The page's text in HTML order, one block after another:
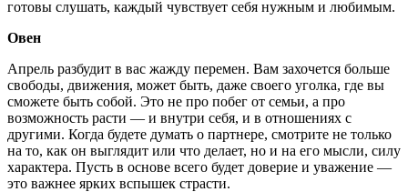
готовы слушать, каждый чувствует себя нужным и любимым.
Овен
Апрель разбудит в вас жажду перемен. Вам захочется больше
свободы, движения, может быть, даже своего уголка, где вы
сможете быть собой. Это не про побег от семьи, а про
возможность расти — и внутри себя, и в отношениях с
другими. Когда будете думать о партнере, смотрите не только
на то, как он выглядит или что делает, но и на его мысли, силу
характера. Пусть в основе всего будет доверие и уважение —
это важнее ярких вспышек страсти.